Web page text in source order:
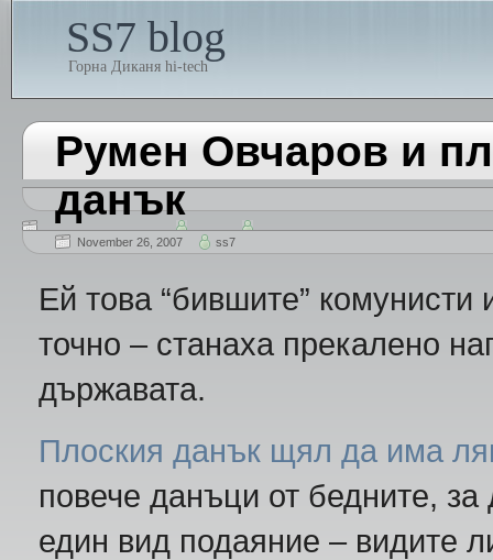
SS7 blog
Горна Диканя hi-tech
Румен Овчаров и
данък
November 26, 2007 ss7
Ей това “бившите”
точно – станаха прекалено
държавата.
Плоския данък щял да има
повече данъци от бедните,
един вид подаяние – видите